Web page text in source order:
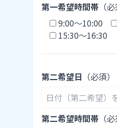
第一希望時間帯 （
9:00〜10:00
15:30～16:30
第二希望日 （必須）
第二希望時間帯 （